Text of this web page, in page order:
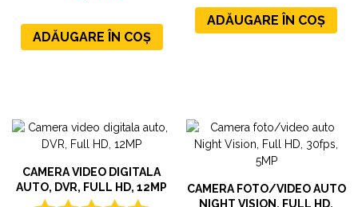
ADĂUGARE ÎN COȘ
ADĂUGARE ÎN COȘ
CAMERA VIDEO DIGITALA
AUTO, DVR, FULL HD, 12MP
CAMERA FOTO/VIDEO AUTO
NIGHT VISION, FULL HD,